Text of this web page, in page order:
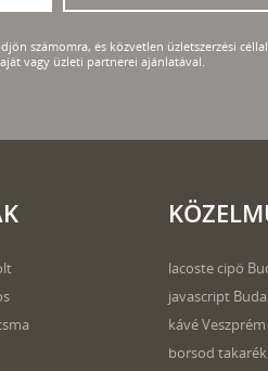
számomra, és közvetlen üzletszerzési céllal
vagy üzleti partnerei ajánlatával.
lacoste cipö
javascript
kávé Veszprém
borsod